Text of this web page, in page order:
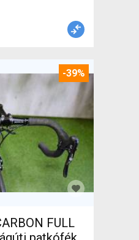
-39%
FULL